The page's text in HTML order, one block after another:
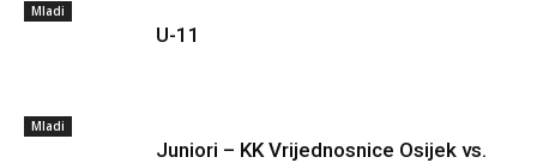
Mladi
U-11
Mladi
Juniori – KK Vrijednosnice Osijek vs.